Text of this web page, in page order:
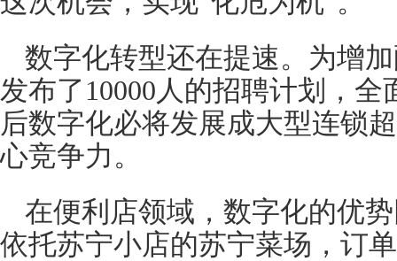
数字化转型还在提速。为增
发布了10000人的招聘计划，
后数字化必将发展成大型连锁
心竞争力。
在便利店领域，数字化的优
依托苏宁小店的苏宁菜场，订